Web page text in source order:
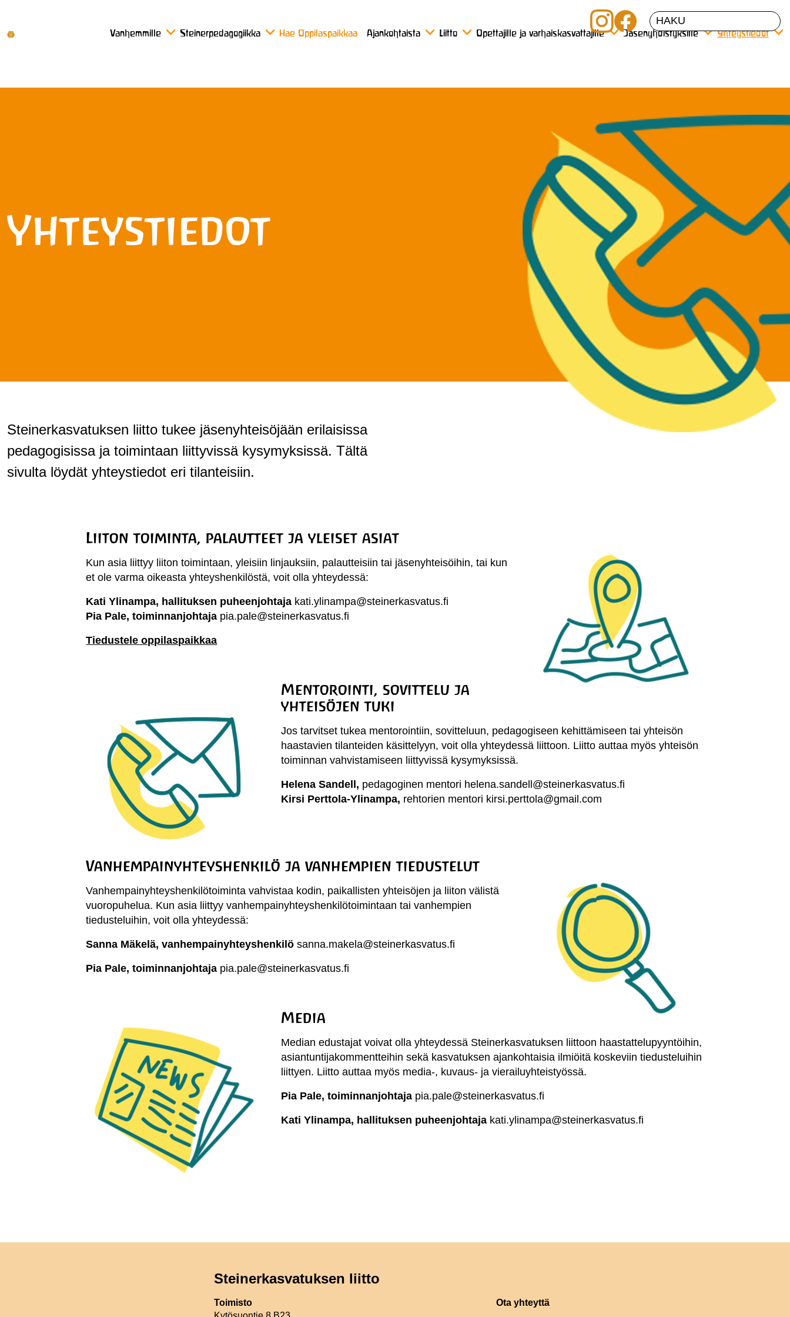
Vanhemmille Steinerpedagogiikka Hae Oppilaspaikkaa Ajankohtaista Liitto Opettajille ja varhaiskasvattajille Jäsenyhdistyksille Yhteystiedot
Yhteystiedot
Steinerkasvatuksen liitto tukee jäsenyhteisöjään erilaisissa
pedagogisissa ja toimintaan liittyvissä kysymyksissä. Tältä
sivulta löydät yhteystiedot eri tilanteisiin.
Liiton toiminta, palautteet ja yleiset asiat
Kun asia liittyy liiton toimintaan, yleisiin linjauksiin, palautteisiin tai jäsenyhteisöihin, tai kun
et ole varma oikeasta yhteyshenkilöstä, voit olla yhteydessä:
Kati Ylinampa, hallituksen puheenjohtaja kati.ylinampa@steinerkasvatus.fi
Pia Pale, toiminnanjohtaja pia.pale@steinerkasvatus.fi
Tiedustele oppilaspaikkaa
Mentorointi, sovittelu ja
yhteisöjen tuki
Jos tarvitset tukea mentorointiin, sovitteluun, pedagogiseen kehittämiseen tai yhteisön
haastavien tilanteiden käsittelyyn, voit olla yhteydessä liittoon. Liitto auttaa myös yhteisön
toiminnan vahvistamiseen liittyvissä kysymyksissä.
Helena Sandell, pedagoginen mentori helena.sandell@steinerkasvatus.fi
Kirsi Perttola-Ylinampa, rehtorien mentori kirsi.perttola@gmail.com
Vanhempainyhteyshenkilö ja vanhempien tiedustelut
Vanhempainyhteyshenkilötoiminta vahvistaa kodin, paikallisten yhteisöjen ja liiton välistä
vuoropuhelua. Kun asia liittyy vanhempainyhteyshenkilötoimintaan tai vanhempien
tiedusteluihin, voit olla yhteydessä:
Sanna Mäkelä, vanhempainyhteyshenkilösanna.makela@steinerkasvatus.fi
Pia Pale, toiminnanjohtaja pia.pale@steinerkasvatus.fi
Media
Median edustajat voivat olla yhteydessä Steinerkasvatuksen liittoon haastattelupyyntöihin,
asiantuntijakommentteihin sekä kasvatuksen ajankohtaisia ilmiöitä koskeviin tiedusteluihin
liittyen. Liitto auttaa myös media-, kuvaus- ja vierailuyhteistyössä.
Pia Pale, toiminnanjohtaja pia.pale@steinerkasvatus.fi
Kati Ylinampa, hallituksen puheenjohtaja kati.ylinampa@steinerkasvatus.fi
Steinerkasvatuksen liitto
Toimisto
Ota yhteyttä